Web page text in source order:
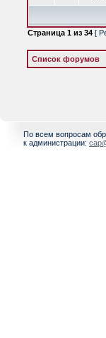
Страница 1 из 34 [
Список форумов
По всем вопросам
к администрации: